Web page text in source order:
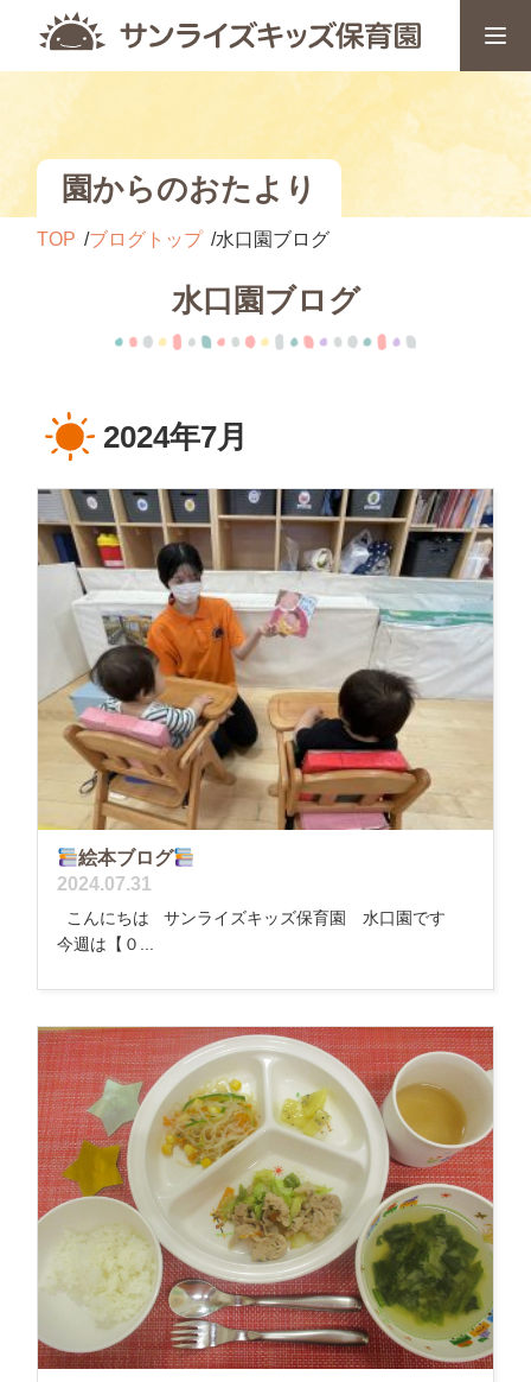
園からのおたより
TOP ブログトップ 水口園ブログ
水口園ブログ
2024年7月
絵本ブログ
2024.07.31
こんにちは サンライズキッズ保育園 水口園です
今週は【０...